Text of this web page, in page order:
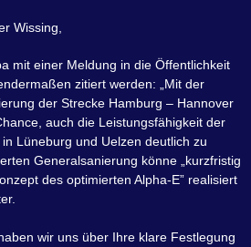
Wissing,
mit einer Meldung in die Öffentlichkeit
zitiert werden: „Mit der
der Strecke Hamburg – Hannover
auch die Leistungsfähigkeit der
Lüneburg und Uelzen deutlich zu
Generalsanierung könne „kurzfristig
des optimierten Alpha-E” realisiert
wir uns über Ihre klare Festlegung